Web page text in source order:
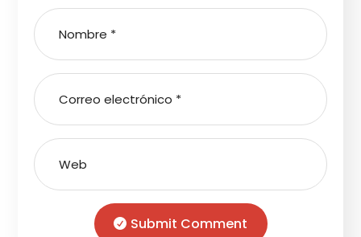
Submit Comment